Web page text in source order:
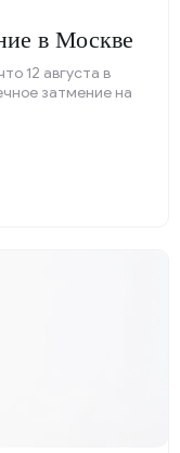
в Москве
12 августа в
затмение на